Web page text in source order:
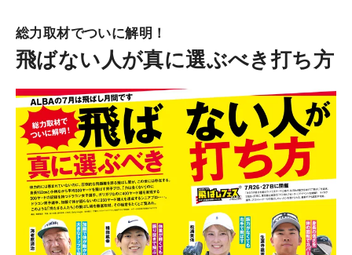
総力取材でついに解明！
飛ばない人が真に選ぶべき打ち方